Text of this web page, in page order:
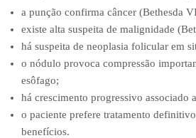
a punção confirma câncer (Bethesda
existe alta suspeita de malignidade
há suspeita de neoplasia folicular em
o nódulo provoca compressão
esôfago;
há crescimento progressivo associado
o paciente prefere tratamento
benefícios.